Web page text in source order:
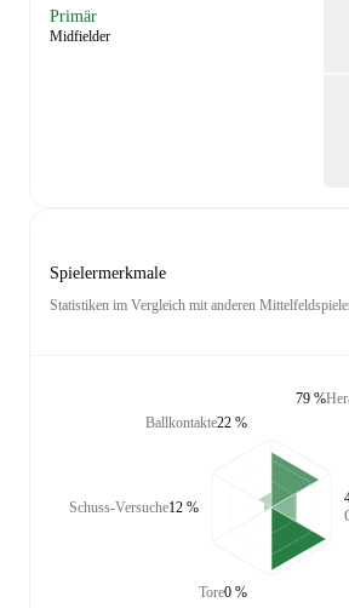
Primär
Midfielder
Spielermerkmale
Statistiken im Vergleich mit anderen
Ballkontakte22 %
Schuss-Versuche12 %
Tore0 %
79 %